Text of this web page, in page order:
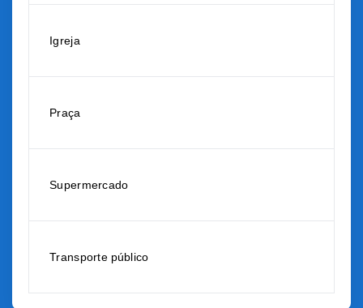
Igreja
Praça
Supermercado
Transporte público